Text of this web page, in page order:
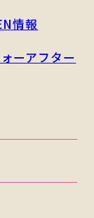
情報
ーアフター